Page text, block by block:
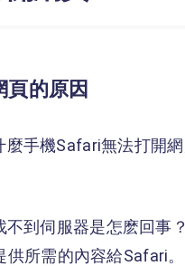
的原因
手機Safari無法打開網
到伺服器是怎麽回事
供所需的內容給Safari